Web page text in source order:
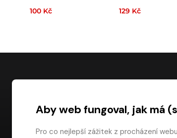
100 Kč 129 Kč
Aby web fungoval, jak má
Pro co nejlepší zážitek z procházení